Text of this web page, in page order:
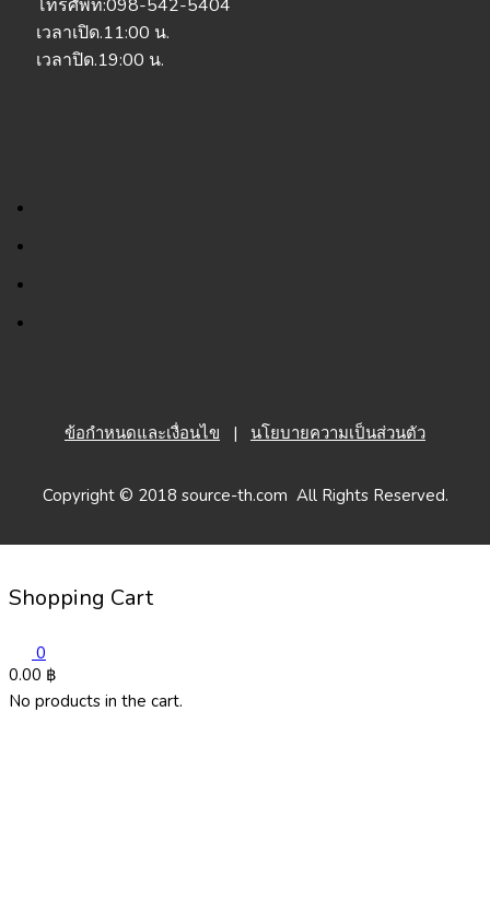
โทรศัพท์:098-542-5404
เวลาเปิด.11:00 น.
เวลาปิด.19:00 น.
ข้อกำหนดและเงื่อนไข | นโยบายความเป็นส่วนตัว
Copyright © 2018 source-th.com All Rights Reserved.
Shopping Cart
0
0.00 ฿
No products in the cart.